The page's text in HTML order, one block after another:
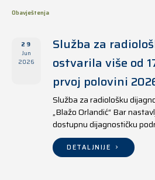
Obavještenja
29
Jun
2026
Služba za
ostvarila više od
prvoj polovini
Služba za radiološku
„Blažo Orlandić“ Bar
dostupnu dijagnostičku
svjedoče i rezultati
do 17. juna 2026. godine.
DETALJNIJE